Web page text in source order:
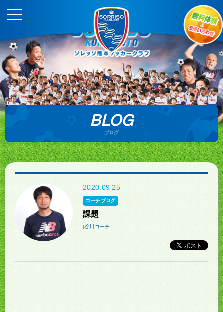
BLOG
ブログ
2020.09.25
コーチブログ
課題
[谷川コーチ]